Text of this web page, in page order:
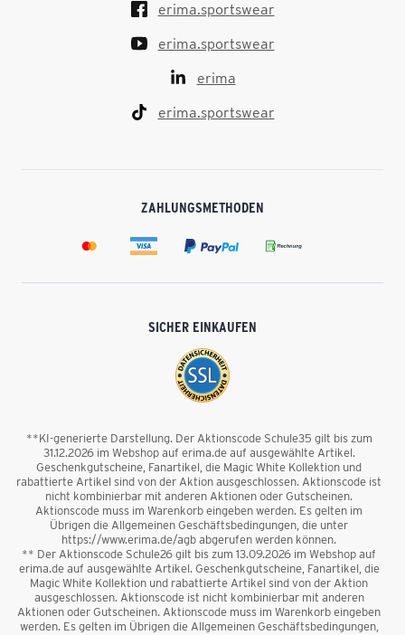
erima.sportswear
erima.sportswear
erima
erima.sportswear
ZAHLUNGSMETHODEN
SICHER EINKAUFEN
**KI-generierte Darstellung. Der Aktionscode Schule35 gilt bis zum
31.12.2026 im Webshop auf erima.de auf ausgewählte Artikel.
Geschenkgutscheine, Fanartikel, die Magic White Kollektion und
rabattierte Artikel sind von der Aktion ausgeschlossen. Aktionscode ist
nicht kombinierbar mit anderen Aktionen oder Gutscheinen.
Aktionscode muss im Warenkorb eingeben werden. Es gelten im
Übrigen die Allgemeinen Geschäftsbedingungen, die unter
https://www.erima.de/agb abgerufen werden können.
** Der Aktionscode Schule26 gilt bis zum 13.09.2026 im Webshop auf
erima.de auf ausgewählte Artikel. Geschenkgutscheine, Fanartikel, die
Magic White Kollektion und rabattierte Artikel sind von der Aktion
ausgeschlossen. Aktionscode ist nicht kombinierbar mit anderen
Aktionen oder Gutscheinen. Aktionscode muss im Warenkorb eingeben
werden. Es gelten im Übrigen die Allgemeinen Geschäftsbedingungen,